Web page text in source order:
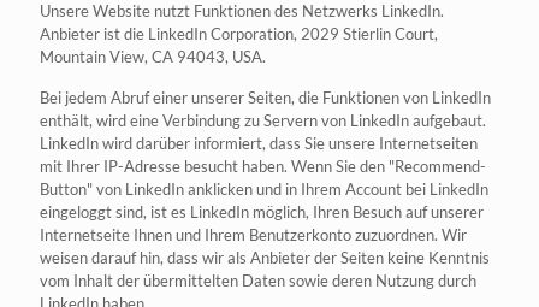
Unsere Website nutzt Funktionen des Netzwerks LinkedIn.
Anbieter ist die LinkedIn Corporation, 2029 Stierlin Court,
Mountain View, CA 94043, USA.
Bei jedem Abruf einer unserer Seiten, die Funktionen von LinkedIn
enthält, wird eine Verbindung zu Servern von LinkedIn aufgebaut.
LinkedIn wird darüber informiert, dass Sie unsere Internetseiten
mit Ihrer IP-Adresse besucht haben. Wenn Sie den "Recommend-
Button" von LinkedIn anklicken und in Ihrem Account bei LinkedIn
eingeloggt sind, ist es LinkedIn möglich, Ihren Besuch auf unserer
Internetseite Ihnen und Ihrem Benutzerkonto zuzuordnen. Wir
weisen darauf hin, dass wir als Anbieter der Seiten keine Kenntnis
vom Inhalt der übermittelten Daten sowie deren Nutzung durch